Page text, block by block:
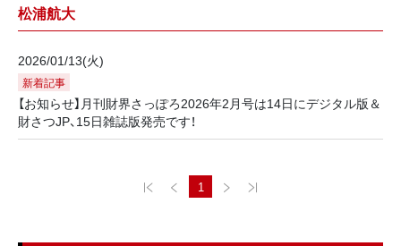
松浦航大
2026/01/13(火)
新着記事
【お知らせ】月刊財界さっぽろ2026年2月号は14日にデジタル版＆
財さつJP、15日雑誌版発売です！
1